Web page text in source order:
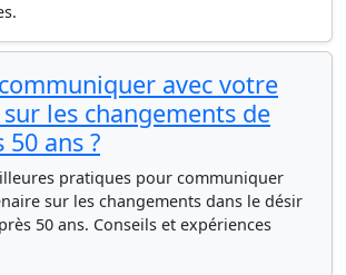
avec votre
les changements de
ans ?
pratiques pour communiquer
sur les changements dans le désir
50 ans. Conseils et expériences